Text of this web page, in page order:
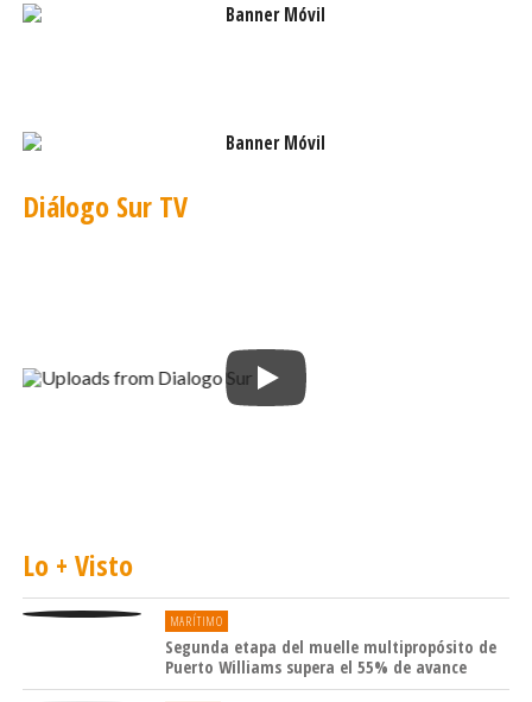
Tudela, también mostró su agradecimiento por los
es el más caro y que los vecinos no tienen. Así que
pan y café y comer cosas secas ya estamos aburridos,
así que nos viene genial y yo creo que empezamos ahora
Las asistentes sociales del Municipio se mantendrán
Diálogo Sur TV
Lo + Visto
MARÍTIMO
Segunda etapa del muelle multipropósito de
Puerto Williams supera el 55% de avance